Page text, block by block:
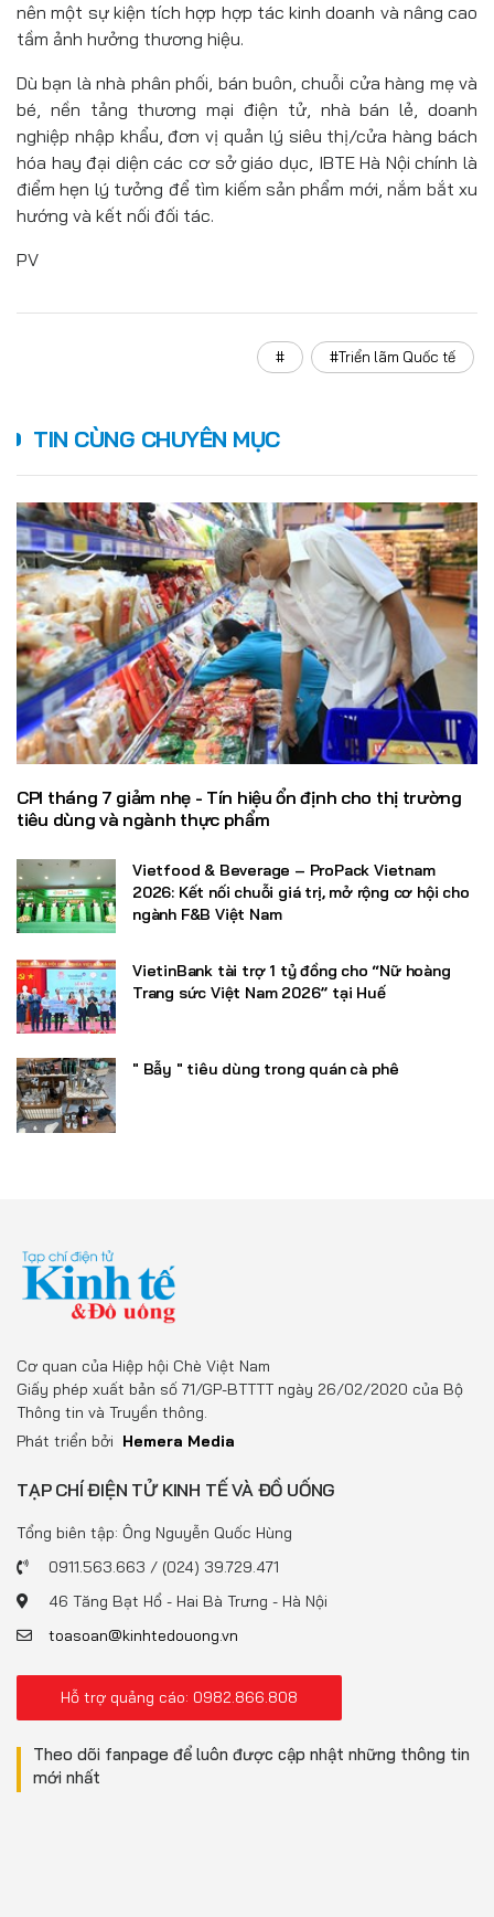
nên một sự kiện tích hợp hợp tác kinh doanh và nâng cao
tầm ảnh hưởng thương hiệu.
Dù bạn là nhà phân phối, bán buôn, chuỗi cửa hàng mẹ và
bé, nền tảng thương mại điện tử, nhà bán lẻ, doanh
nghiệp nhập khẩu, đơn vị quản lý siêu thị/cửa hàng bách
hóa hay đại diện các cơ sở giáo dục, IBTE Hà Nội chính là
điểm hẹn lý tưởng để tìm kiếm sản phẩm mới, nắm bắt xu
hướng và kết nối đối tác.
PV
# #Triển lãm Quốc tế
TIN CÙNG CHUYÊN MỤC
CPI tháng 7 giảm nhẹ - Tín hiệu ổn định cho thị trường
tiêu dùng và ngành thực phẩm
Vietfood & Beverage – ProPack Vietnam
2026: Kết nối chuỗi giá trị, mở rộng cơ hội cho
ngành F&B Việt Nam
VietinBank tài trợ 1 tỷ đồng cho “Nữ hoàng
Trang sức Việt Nam 2026” tại Huế
" Bẫy " tiêu dùng trong quán cà phê
Cơ quan của Hiệp hội Chè Việt Nam
Giấy phép xuất bản số 71/GP-BTTTT ngày 26/02/2020 của Bộ
Thông tin và Truyền thông.
Phát triển bởi Hemera Media
TẠP CHÍ ĐIỆN TỬ KINH TẾ VÀ ĐỒ UỐNG
Tổng biên tập: Ông Nguyễn Quốc Hùng
0911.563.663 / (024) 39.729.471
46 Tăng Bạt Hổ - Hai Bà Trưng - Hà Nội
toasoan@kinhtedouong.vn
Hỗ trợ quảng cáo: 0982.866.808
Theo dõi fanpage để luôn được cập nhật những thông tin
mới nhất